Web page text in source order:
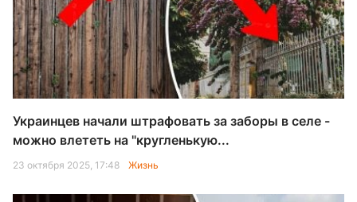
Украинцев начали штрафовать за заборы в селе -
можно влететь на "кругленькую...
23 октября 2025, 17:48 Жизнь